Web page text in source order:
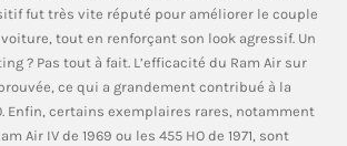
fut très vite réputé pour améliorer le couple
tout en renforçant son look agressif. Un
? Pas tout à fait. L’efficacité du Ram Air sur
ce qui a grandement contribué à la
Enfin, certains exemplaires rares, notamment
Air IV de 1969 ou les 455 HO de 1971, sont